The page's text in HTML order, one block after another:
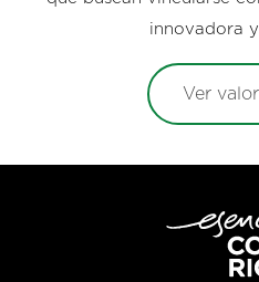
innovadora
Ver